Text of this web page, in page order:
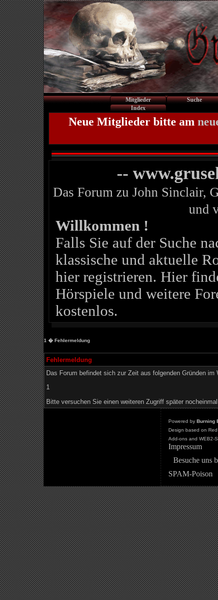
Mitglieder
Suche
Index
Neue Mitglieder bitte am
--
Das Forum zu John Sinclair,
und
Willkommen !
Falls Sie auf der Suche
klassische und aktuelle
hier registrieren. Hier
Hörspiele und weitere
kostenlos.
1 � Fehlermeldung
Fehlermeldung
Das Forum befindet sich zur Zeit aus folgenden Gründen im
1
Bitte versuchen Sie einen weiteren Zugriff später
Powered by Burning
Design based on
Add-ons and WEB2-
Impressum
Besuche uns
SPAM-Poison